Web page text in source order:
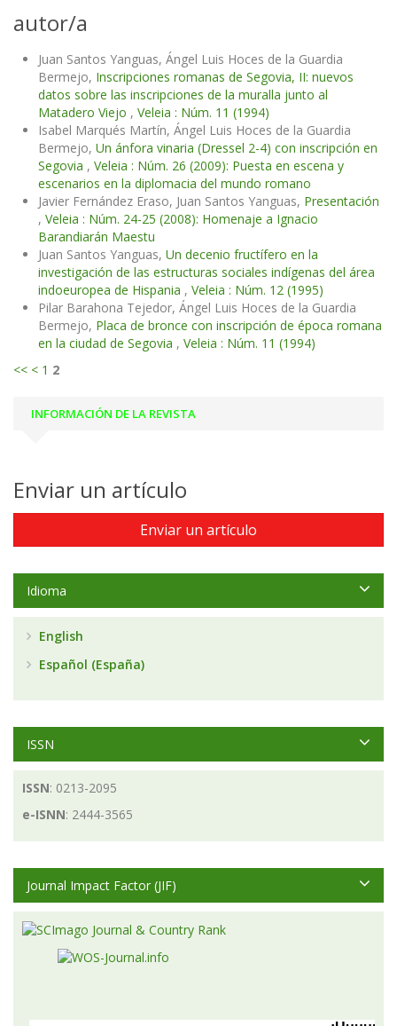
autor/a
Juan Santos Yanguas, Ángel Luis Hoces de la Guardia
Bermejo, Inscripciones romanas de Segovia, II: nuevos
datos sobre las inscripciones de la muralla junto al
Matadero Viejo , Veleia : Núm. 11 (1994)
Isabel Marqués Martín, Ángel Luis Hoces de la Guardia
Bermejo, Un ánfora vinaria (Dressel 2-4) con inscripción en
Segovia , Veleia : Núm. 26 (2009): Puesta en escena y
escenarios en la diplomacia del mundo romano
Javier Fernández Eraso, Juan Santos Yanguas, Presentación
, Veleia : Núm. 24-25 (2008): Homenaje a Ignacio
Barandiarán Maestu
Juan Santos Yanguas, Un decenio fructífero en la
investigación de las estructuras sociales indígenas del área
indoeuropea de Hispania , Veleia : Núm. 12 (1995)
Pilar Barahona Tejedor, Ángel Luis Hoces de la Guardia
Bermejo, Placa de bronce con inscripción de época romana
en la ciudad de Segovia , Veleia : Núm. 11 (1994)
<< < 1 2
INFORMACIÓN DE LA REVISTA
Enviar un artículo
Enviar un artículo
Idioma
English
Español (España)
ISSN
ISSN: 0213-2095
e-ISNN: 2444-3565
Journal Impact Factor (JIF)